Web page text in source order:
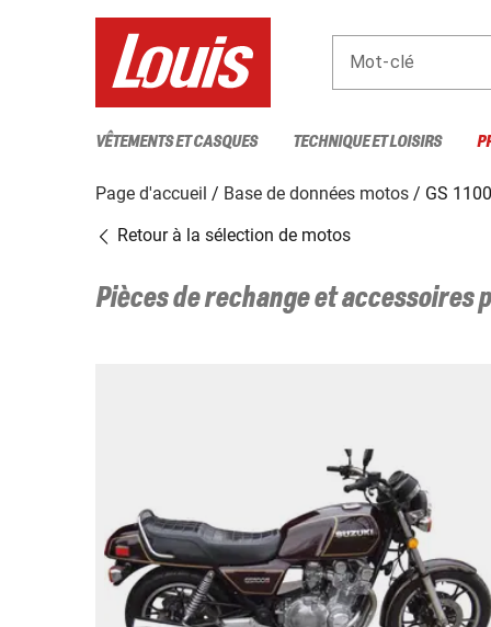
Mot-clé
VÊTEMENTS ET CASQUES TECHNIQUE ET LOISIRS
Page d'accueil Base de données motos
GS
Retour à la sélection de motos
Pièces de rechange et accessoires